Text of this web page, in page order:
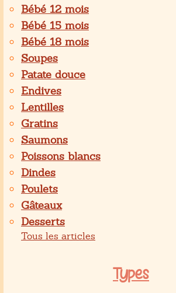
Bébé 12 mois
Bébé 15 mois
Bébé 18 mois
Soupes
Patate douce
Endives
Lentilles
Gratins
Saumons
Poissons blancs
Dindes
Poulets
Gâteaux
Desserts
Tous les articles
Types